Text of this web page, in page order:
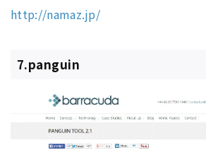
http://namaz.jp/
7.panguin